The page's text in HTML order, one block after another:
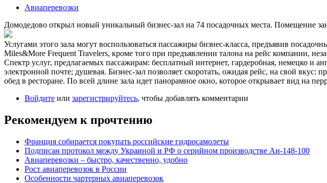
Авиаперевозки
Домодедово открыл новый уникальный бизнес-зал на 74 посадочных места. Помещение
Услугами этого зала могут воспользоваться пассажиры бизнес-класса, предъявив
Miles&More Frequent Travelers, кроме того при предъявлении талона на рейс компании,
Спектр услуг, предлагаемых пассажирам: бесплатный интернет, гардеробная, немецко и
электронной почте; душевая. Бизнес-зал позволяет скоротать, ожидая рейс, на свой
обед в ресторане. По всей длине зала идет панорамное окно, которое открывает вид на
Войдите или зарегистрируйтесь, чтобы добавлять комментарии
Рекомендуем к прочтению
Франция собирается покупать российские гидросамолеты
Подписан протокол между Украиной и РФ о серийном производстве Ан-148-100
Авиаперевозки – быстро, качественно, удобно
Рост авиаперевозок в России
Особенности чартерных авиаперевозок